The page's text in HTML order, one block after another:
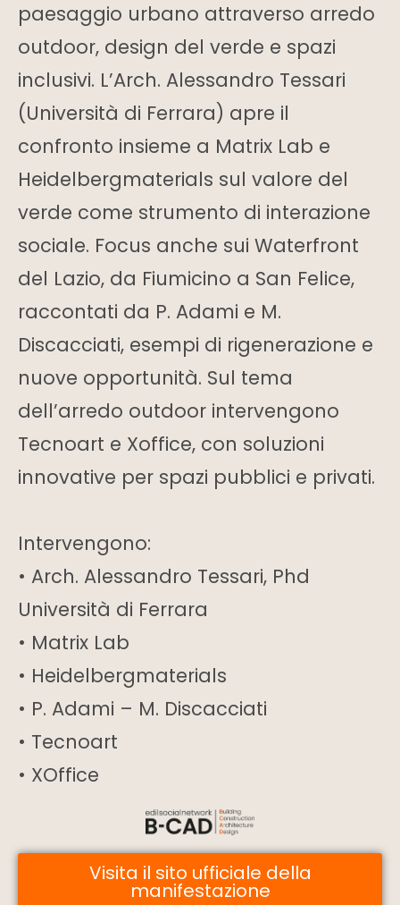
paesaggio urbano attraverso arredo
outdoor, design del verde e spazi
inclusivi. L’Arch. Alessandro Tessari
(Università di Ferrara) apre il
confronto insieme a Matrix Lab e
Heidelbergmaterials sul valore del
verde come strumento di interazione
sociale. Focus anche sui Waterfront
del Lazio, da Fiumicino a San Felice,
raccontati da P. Adami e M.
Discacciati, esempi di rigenerazione e
nuove opportunità. Sul tema
dell’arredo outdoor intervengono
Tecnoart e Xoffice, con soluzioni
innovative per spazi pubblici e privati.
Intervengono:
• Arch. Alessandro Tessari, Phd
Università di Ferrara
• Matrix Lab
• Heidelbergmaterials
• P. Adami – M. Discacciati
• Tecnoart
• XOffice
Visita il sito ufficiale della
manifestazione